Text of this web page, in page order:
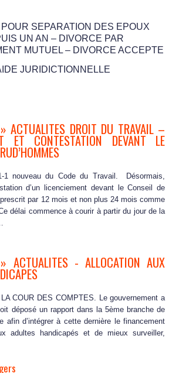
SEPARATION DES EPOUX
UN AN – DIVORCE PAR
MUTUEL – DIVORCE ACCEPTE
JURIDICTIONNELLE
DROIT DU TRAVAIL –
ET CONTESTATION DEVANT LE
nouveau du Code du Travail. Désormais,
d’un licenciement devant le Conseil de
prescrit par 12 mois et non plus 24 mois comme
délai commence à courir à partir du jour de la
- ALLOCATION AUX
LA COUR DES COMPTES. Le gouvernement a
déposé un rapport dans la 5ème branche de
afin d’intégrer à cette dernière le financement
adultes handicapés et de mieux surveiller,